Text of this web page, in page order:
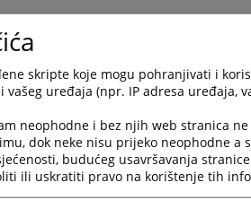
skripte koje mogu pohranjivati i
uređaja (npr. IP adresa uređaja,
neophodne i bez njih web stranica
dok neke nisu prijeko neophodne a
budućeg usavršavanja
ili uskratiti pravo na korištenje tih